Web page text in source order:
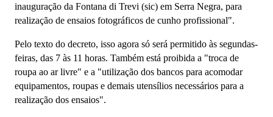
inauguração da Fontana di Trevi (sic) em Serra Negra, para
realização de ensaios fotográficos de cunho profissional".
Pelo texto do decreto, isso agora só será permitido às segundas-
feiras, das 7 às 11 horas. Também está proibida a "troca de
roupa ao ar livre" e a "utilização dos bancos para acomodar
equipamentos, roupas e demais utensílios necessários para a
realização dos ensaios".